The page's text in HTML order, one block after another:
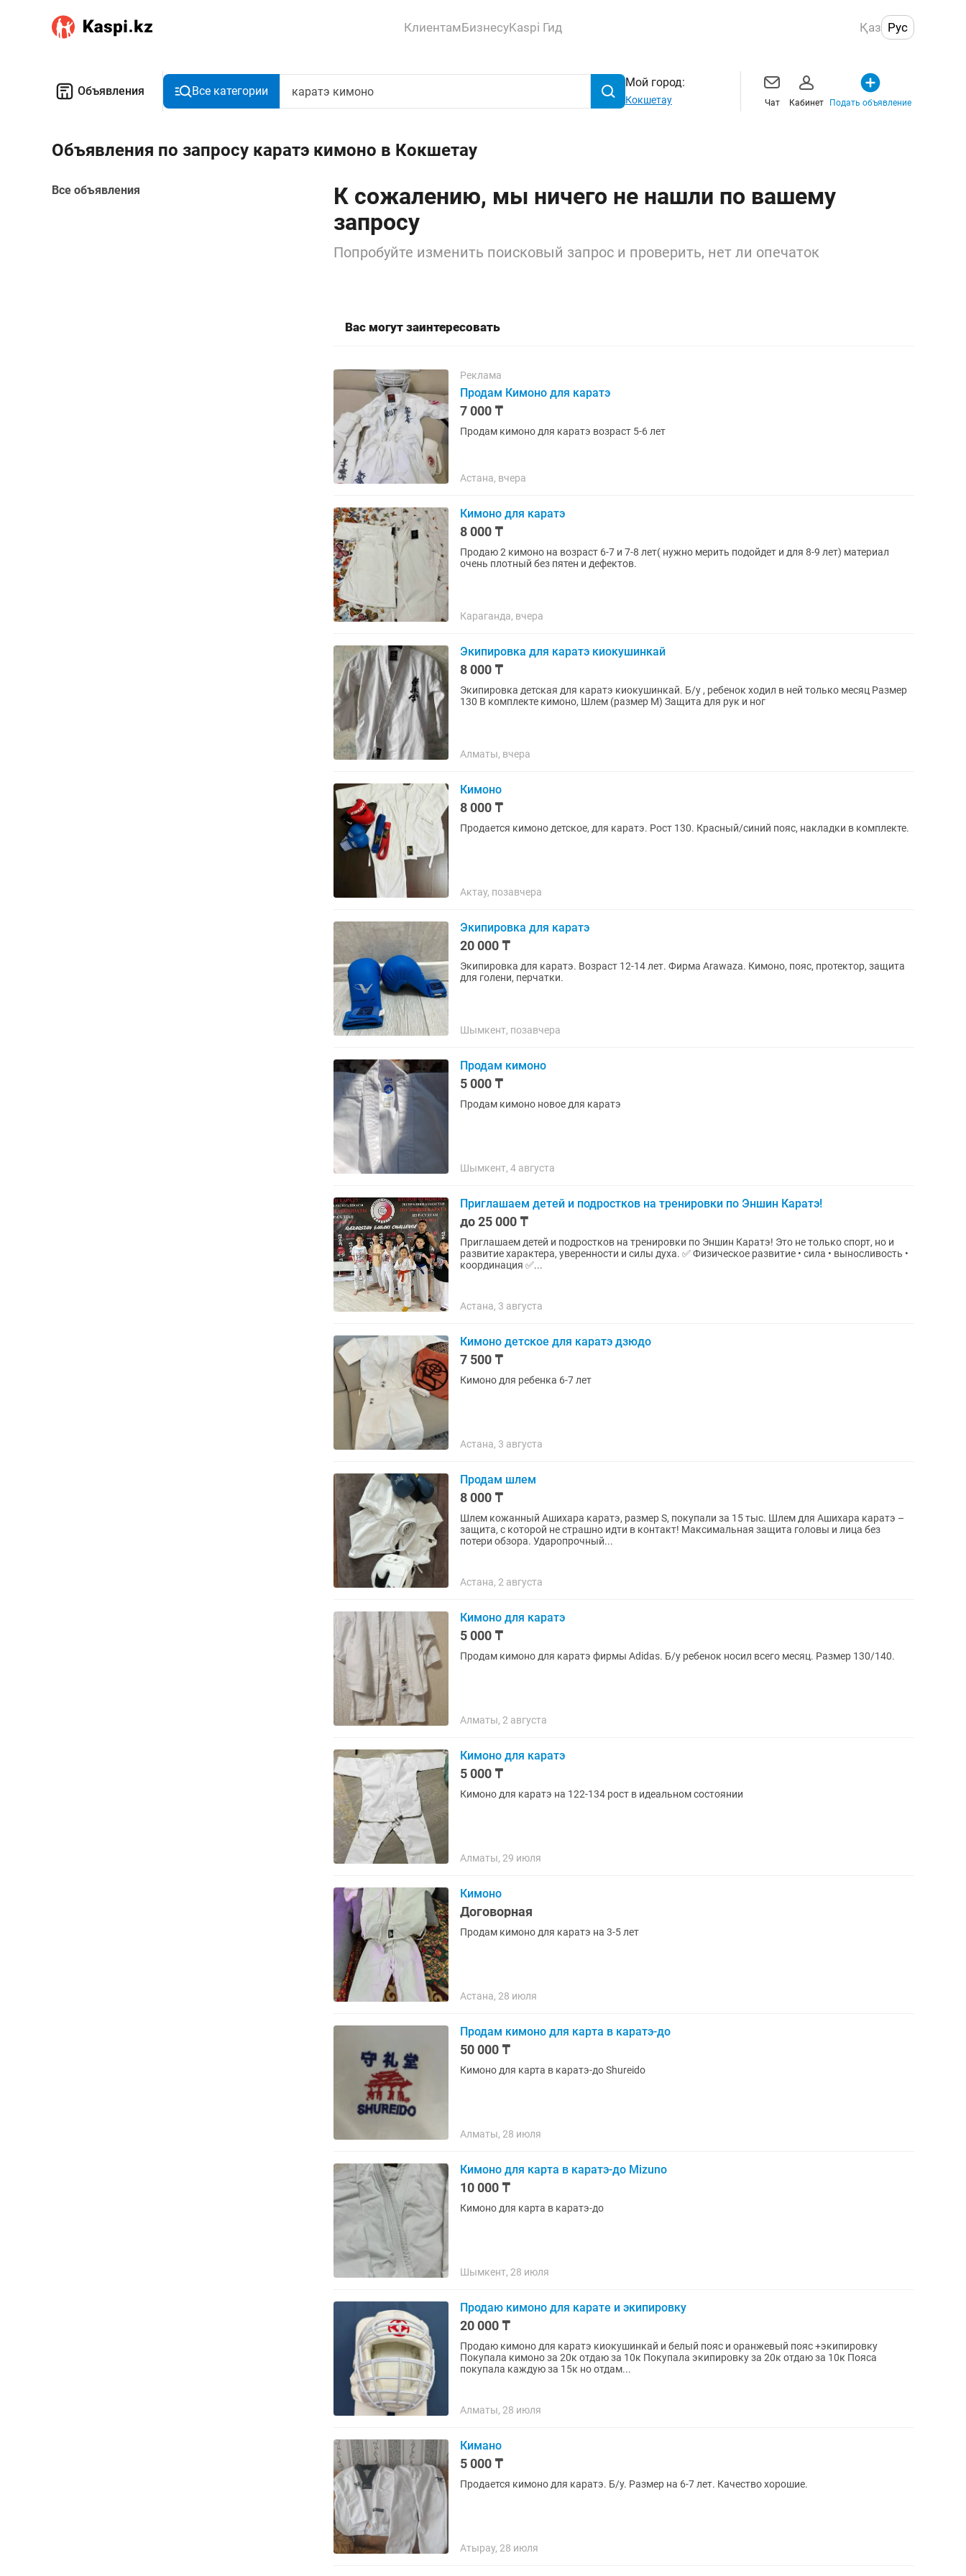
КлиентамБизнесуKaspi Гид Қаз Рус
Объявления Все категории
Мой город:
Кокшетау Чат Кабинет Подать объявление
Объявления по запросу каратэ кимоно в Кокшетау
Все объявления
К сожалению, мы ничего не нашли по вашему
запросу
Попробуйте изменить поисковый запрос и проверить, нет ли опечаток
Вас могут заинтересовать
Реклама
Продам Кимоно для каратэ
7 000 ₸
Продам кимоно для каратэ возраст 5-6 лет
Астана, вчера
Кимоно для каратэ
8 000 ₸
Продаю 2 кимоно на возраст 6-7 и 7-8 лет( нужно мерить подойдет и для 8-9 лет) материал
очень плотный без пятен и дефектов.
Караганда, вчера
Экипировка для каратэ киокушинкай
8 000 ₸
Экипировка детская для каратэ киокушинкай. Б/у , ребенок ходил в ней только месяц Размер
130 В комплекте кимоно, Шлем (размер М) Защита для рук и ног
Алматы, вчера
Кимоно
8 000 ₸
Продается кимоно детское, для каратэ. Рост 130. Красный/синий пояс, накладки в комплекте.
Актау, позавчера
Экипировка для каратэ
20 000 ₸
Экипировка для каратэ. Возраст 12-14 лет. Фирма Arawaza. Кимоно, пояс, протектор, защита
для голени, перчатки.
Шымкент, позавчера
Продам кимоно
5 000 ₸
Продам кимоно новое для каратэ
Шымкент, 4 августа
Приглашаем детей и подростков на тренировки по Эншин Каратэ!
до 25 000 ₸
Приглашаем детей и подростков на тренировки по Эншин Каратэ! Это не только спорт, но и
развитие характера, уверенности и силы духа. ✅ Физическое развитие • сила • выносливость •
координация ✅...
Астана, 3 августа
Кимоно детское для каратэ дзюдо
7 500 ₸
Кимоно для ребенка 6-7 лет
Астана, 3 августа
Продам шлем
8 000 ₸
Шлем кожанный Ашихара каратэ, размер S, покупали за 15 тыс. Шлем для Ашихара каратэ –
защита, с которой не страшно идти в контакт! Максимальная защита головы и лица без
потери обзора. Ударопрочный...
Астана, 2 августа
Кимоно для каратэ
5 000 ₸
Продам кимоно для каратэ фирмы Adidas. Б/у ребенок носил всего месяц. Размер 130/140.
Алматы, 2 августа
Кимоно для каратэ
5 000 ₸
Кимоно для каратэ на 122-134 рост в идеальном состоянии
Алматы, 29 июля
Кимоно
Договорная
Продам кимоно для каратэ на 3-5 лет
Астана, 28 июля
Продам кимоно для карта в каратэ-до
50 000 ₸
Кимоно для карта в каратэ-до Shureido
Алматы, 28 июля
Кимоно для карта в каратэ-до Mizuno
10 000 ₸
Кимоно для карта в каратэ-до
Шымкент, 28 июля
Продаю кимоно для карате и экипировку
20 000 ₸
Продаю кимоно для каратэ киокушинкай и белый пояс и оранжевый пояс +экипировку
Покупала кимоно за 20к отдаю за 10к Покупала экипировку за 20к отдаю за 10к Пояса
покупала каждую за 15к но отдам...
Алматы, 28 июля
Кимано
5 000 ₸
Продается кимоно для каратэ. Б/у. Размер на 6-7 лет. Качество хорошие.
Атырау, 28 июля